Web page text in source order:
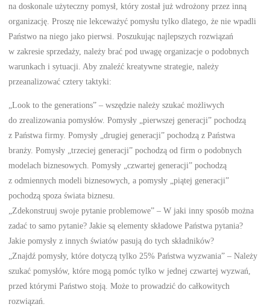
na doskonale użyteczny pomysł, który został już wdrożony przez inną
organizację. Proszę nie lekceważyć pomysłu tylko dlatego, że nie wpadli
Państwo na niego jako pierwsi. Poszukując najlepszych rozwiązań
w zakresie sprzedaży, należy brać pod uwagę organizacje o podobnych
warunkach i sytuacji. Aby znaleźć kreatywne strategie, należy
przeanalizować cztery taktyki:
„Look to the generations” – wszędzie należy szukać możliwych
do zrealizowania pomysłów. Pomysły „pierwszej generacji” pochodzą
z Państwa firmy. Pomysły „drugiej generacji” pochodzą z Państwa
branży. Pomysły „trzeciej generacji” pochodzą od firm o podobnych
modelach biznesowych. Pomysły „czwartej generacji” pochodzą
z odmiennych modeli biznesowych, a pomysły „piątej generacji”
pochodzą spoza świata biznesu.
„Zdekonstruuj swoje pytanie problemowe” – W jaki inny sposób można
zadać to samo pytanie? Jakie są elementy składowe Państwa pytania?
Jakie pomysły z innych światów pasują do tych składników?
„Znajdź pomysły, które dotyczą tylko 25% Państwa wyzwania” – Należy
szukać pomysłów, które mogą pomóc tylko w jednej czwartej wyzwań,
przed którymi Państwo stoją. Może to prowadzić do całkowitych
rozwiązań.